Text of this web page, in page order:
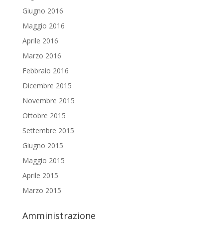
Giugno 2016
Maggio 2016
Aprile 2016
Marzo 2016
Febbraio 2016
Dicembre 2015
Novembre 2015
Ottobre 2015
Settembre 2015
Giugno 2015
Maggio 2015
Aprile 2015
Marzo 2015
Amministrazione